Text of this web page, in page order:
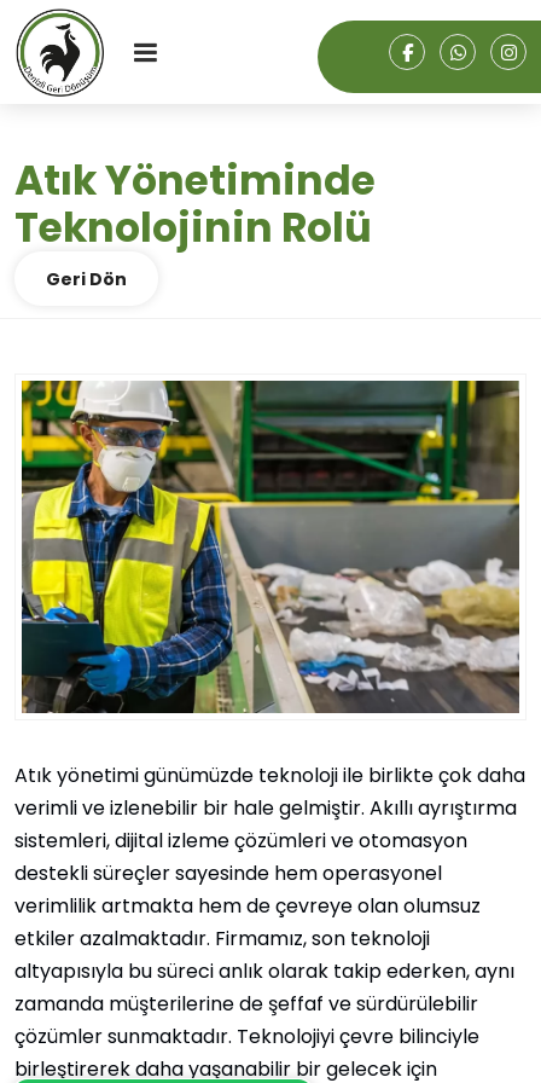
Atık Yönetiminde
Teknolojinin Rolü
Geri Dön
Atık yönetimi günümüzde teknoloji ile birlikte çok daha
verimli ve izlenebilir bir hale gelmiştir. Akıllı ayrıştırma
sistemleri, dijital izleme çözümleri ve otomasyon
destekli süreçler sayesinde hem operasyonel
verimlilik artmakta hem de çevreye olan olumsuz
etkiler azalmaktadır. Firmamız, son teknoloji
altyapısıyla bu süreci anlık olarak takip ederken, aynı
zamanda müşterilerine de şeffaf ve sürdürülebilir
çözümler sunmaktadır. Teknolojiyi çevre bilinciyle
birleştirerek daha yaşanabilir bir gelecek için